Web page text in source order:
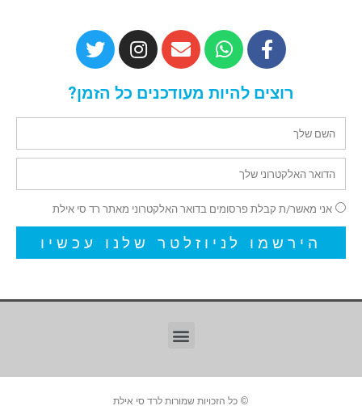
רוצים להיות מעודכנים כל הזמן?
אני מאשר/ת קבלת פרסומים בדואר האלקטרוני מאתר רד סי אילת
הירשמו לניוזלטר שלנו עכשיו
© כל הזכויות שמורות לרד סי אילת